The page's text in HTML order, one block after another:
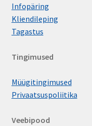
Infopäring
Kliendileping
Tagastus
Tingimused
Müügitingimused
Privaatsuspoliitika
Veebipood